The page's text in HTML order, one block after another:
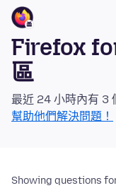
Firefox
區
最近 24 小時內有 3
幫助他們解決問題！
Showing questions